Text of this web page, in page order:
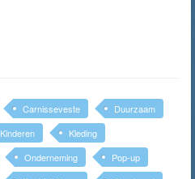
Carnisseveste
Duurzaam
Kinderen
Kleding
Onderneming
Pop-up